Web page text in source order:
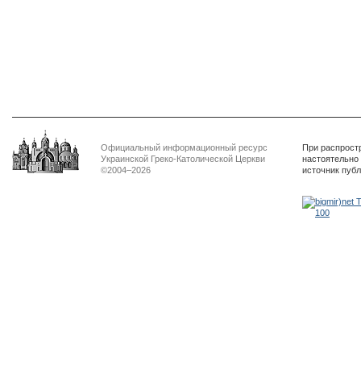
Официальный информационный ресурс
Украинской Греко-Католической Церкви
©2004–2026
При
источник